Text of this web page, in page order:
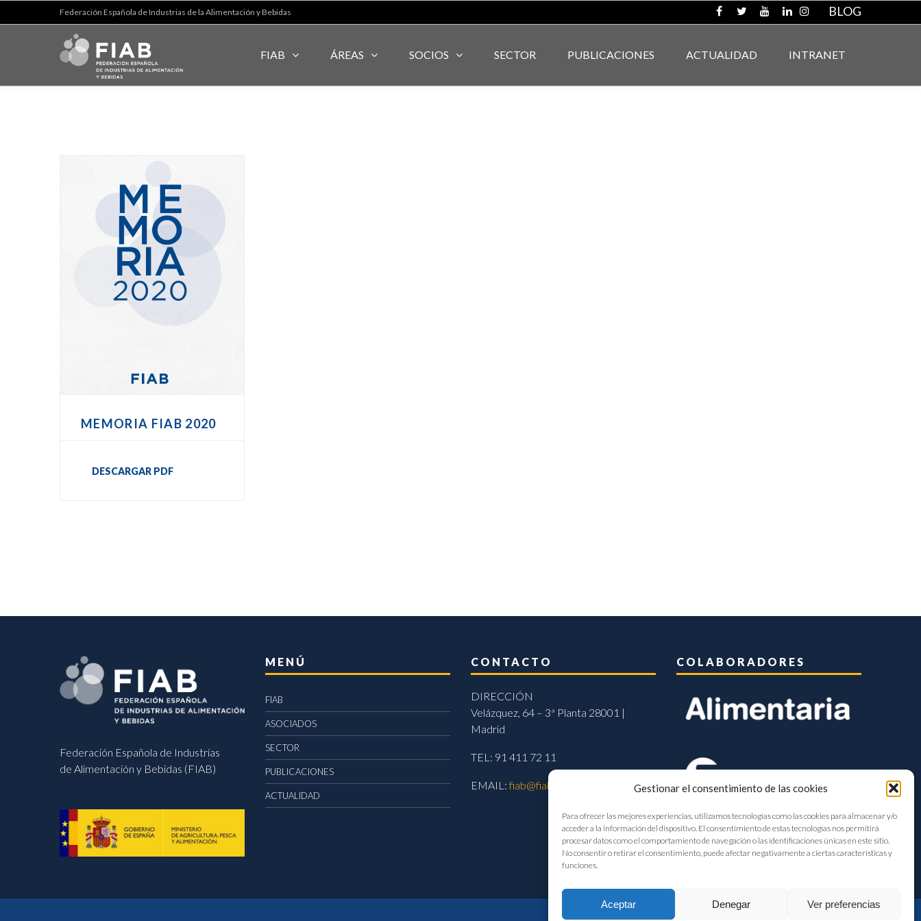
Gestionar el consentimiento de las cookies
Para ofrecer las mejores experiencias, utilizamos tecnologías como las cookies para almacenar y/o
acceder a la información del dispositivo. El consentimiento de estas tecnologías nos permitirá
procesar datos como el comportamiento de navegación o las identificaciones únicas en este sitio.
No consentir o retirar el consentimiento, puede afectar negativamente a ciertas características y
funciones.
Aceptar Denegar Ver preferencias
Federación Española de Industrias de la Alimentación y Bebidas BLOG
FIAB ÁREAS SOCIOS SECTOR PUBLICACIONES ACTUALIDAD INTRANET
MEMORIA FIAB 2020
DESCARGAR PDF
Federación Española de Industrias
de Alimentación y Bebidas (FIAB)
MENÚ
FIAB
ASOCIADOS
SECTOR
PUBLICACIONES
ACTUALIDAD
CONTACTO
DIRECCIÓN
Velázquez, 64 – 3ª Planta 28001 |
Madrid
TEL: 91 411 72 11
EMAIL:fiab@fiab.es
COLABORADORES